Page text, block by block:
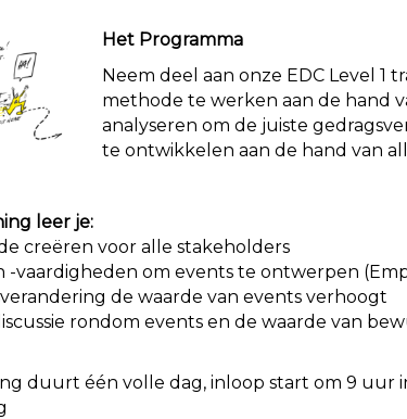
Het Programma
Neem deel aan onze EDC Level
methode te werken aan de hand
analyseren om de juiste
te ontwikkelen aan de hand van
leer je:
creëren voor alle stakeholders
-vaardigheden om events te ontwerpen
de waarde van events verhoogt
rondom events en de waarde van
duurt één volle dag, inloop start om 9 uur